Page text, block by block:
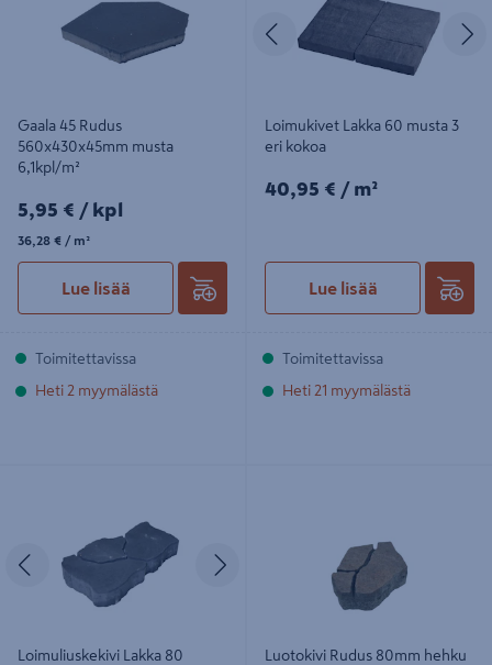
Gaala 45 Rudus
560x430x45mm musta
6,1kpl/m²
5,95€/kpl
5,95 € / kpl
36,28€/m²
36,28 € / m²
Lue lisää
Toimitettavissa
Heti 2 myymälästä
Edellinen
Loimukivet Lakka 60 musta 3
eri kokoa
40,95€/m²
40,95 € / m²
Lue lisää
Toimitettavissa
Heti 21 myymälästä
Edellinen
Loimuliuskekivi Lakka 80
Luotokivi Rudus 80mm hehku